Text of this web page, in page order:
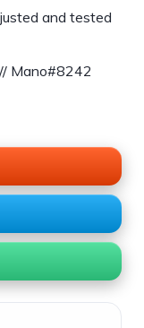
and tested
Mano#8242